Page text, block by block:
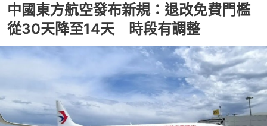
中國東方航空發布新規：退改免費門檻
從30天降至14天 時段有調整